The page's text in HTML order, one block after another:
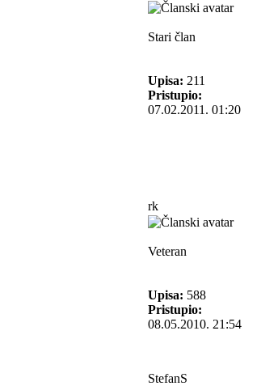
Stari član
Upisa: 211
Pristupio:
07.02.2011. 01:20
rk
Veteran
Upisa: 588
Pristupio:
08.05.2010. 21:54
StefanS